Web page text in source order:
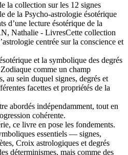
la collection sur les 12 signes
de la Psycho-astrologie ésotérique
d’une lecture ésotérique de la
Nathalie - LivresCette collection
centrée sur la conscience et
et la symbolique des degrés
comme un champ
au sein duquel signes, degrés et
facettes et propriétés de la
abordés indépendamment, tout en
cohérente.
ce livre en pose les fondements.
essentiels — signes,
Croix astrologiques et degrés
déterminismes, mais comme des